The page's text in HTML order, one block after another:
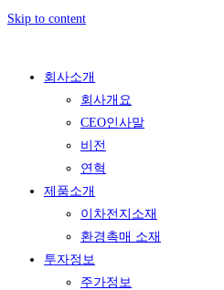
Skip to content
회사소개
회사개요
CEO인사말
비전
연혁
제품소개
이차전지소재
환경촉매 소재
투자정보
주가정보